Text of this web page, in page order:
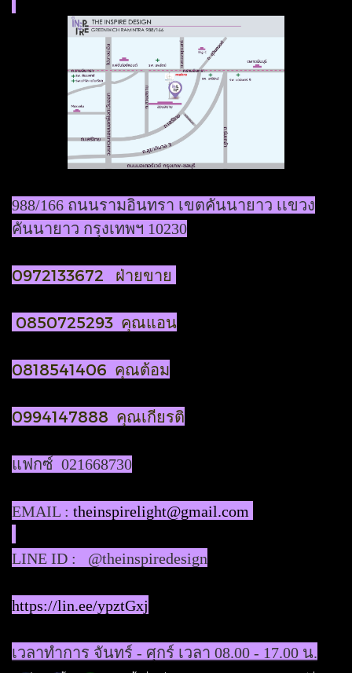
988/166 ถนนรามอินทรา เขตคันนายาว เเขวง
คันนายาว กรุงเทพฯ 10230
0972133672 ฝ่ายขาย
0850725293 คุณแอน
0818541406 คุณต้อม
0994147888 คุณเกียรติ
แฟกซ์ 021668730
EMAIL : theinspirelight@gmail.com
LINE ID : @theinspiredesign
https://lin.ee/ypztGxj
เวลาทำการ จันทร์ - ศุกร์ เวลา 08.00 - 17.00 น.